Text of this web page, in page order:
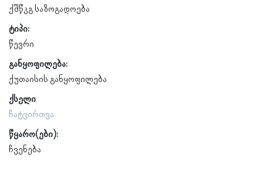
ქშწკგ საზოგადოება
ტიპი:
წევრი
განყოფილება:
ქუთაისის განყოფილება
ქსელი
ჩატვირთვა
წყარო(ები):
ჩვენება